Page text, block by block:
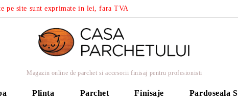
pe site sunt exprimate in lei, fara TVA
Magazin online de parchet si accesorii finisaj pentru profesionisti
Plinta Parchet Finisaje Pardoseala